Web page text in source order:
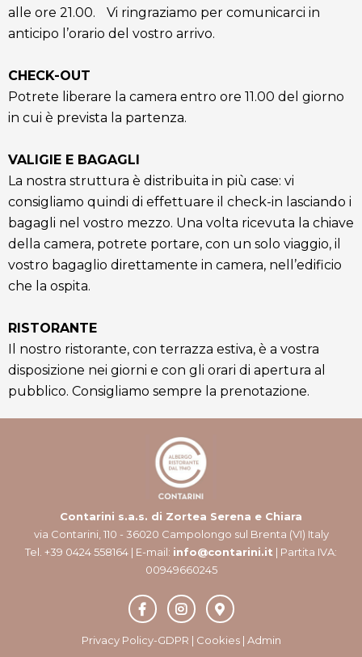
alle ore 21.00. Vi ringraziamo per comunicarci in
anticipo l’orario del vostro arrivo.
CHECK-OUT
Potrete liberare la camera entro ore 11.00 del giorno
in cui è prevista la partenza.
VALIGIE E BAGAGLI
La nostra struttura è distribuita in più case: vi
consigliamo quindi di effettuare il check-in lasciando i
bagagli nel vostro mezzo. Una volta ricevuta la chiave
della camera, potrete portare, con un solo viaggio, il
vostro bagaglio direttamente in camera, nell’edificio
che la ospita.
RISTORANTE
Il nostro ristorante, con terrazza estiva, è a vostra
disposizione nei giorni e con gli orari di apertura al
pubblico. Consigliamo sempre la prenotazione.
Contarini s.a.s. di Zortea Serena e Chiara
via Contarini, 110 - 36020 Campolongo sul Brenta (VI) Italy
Tel. +39 0424 558164 | E-mail: info@contarini.it | Partita IVA:
00949660245
Privacy Policy-GDPR | Cookies| Admin